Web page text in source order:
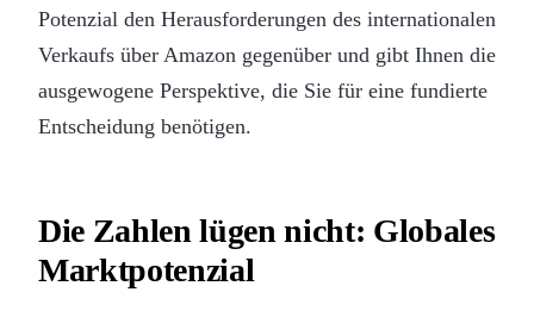
Potenzial den Herausforderungen des internationalen
Verkaufs über Amazon gegenüber und gibt Ihnen die
ausgewogene Perspektive, die Sie für eine fundierte
Entscheidung benötigen.
Die Zahlen lügen nicht: Globales
Marktpotenzial